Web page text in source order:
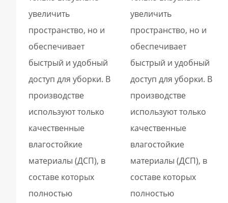
увеличить
пространство, но и
обеспечивает
быстрый и удобный
доступ для уборки. В
производстве
используют только
качественные
влагостойкие
материалы (ДСП), в
составе которых
полностью
увеличить
пространство, но и
обеспечивает
быстрый и удобный
доступ для уборки. В
производстве
используют только
качественные
влагостойкие
материалы (ДСП), в
составе которых
полностью